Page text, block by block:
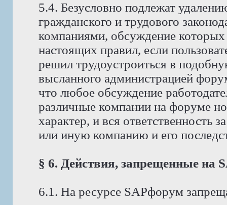
5.4. Безусловно подлежат
гражданского и трудового
компаниями, обсуждение
настоящих правил, если
решил трудоустроиться в
высланного администрацией
что любое обсуждение
различные компании на форуме
характер, и вся ответственность
или иную компанию и его
§ 6. Действия, запрещенные на
6.1. На ресурсе SAPфорум